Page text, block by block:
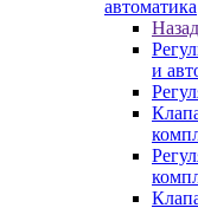
автоматика
Назад
и